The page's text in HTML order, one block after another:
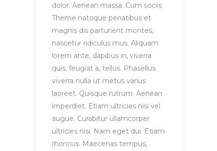
dolor. Aenean massa. Cum sociis
Theme natoque penatibus et
magnis dis parturient montes,
nascetur ridiculus mus. Aliquam
lorem ante, dapibus in, viverra
quis, feugiat a, tellus. Phasellus
viverra nulla ut metus varius
laoreet. Quisque rutrum. Aenean
imperdiet. Etiam ultricies nisi vel
augue. Curabitur ullamcorper
ultricies nisi. Nam eget dui. Etiam
rhoncus. Maecenas tempus,